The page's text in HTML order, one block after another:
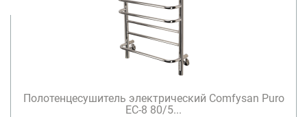
Полотенцесушитель электрический Comfysan Puro
EC-8 80/5...